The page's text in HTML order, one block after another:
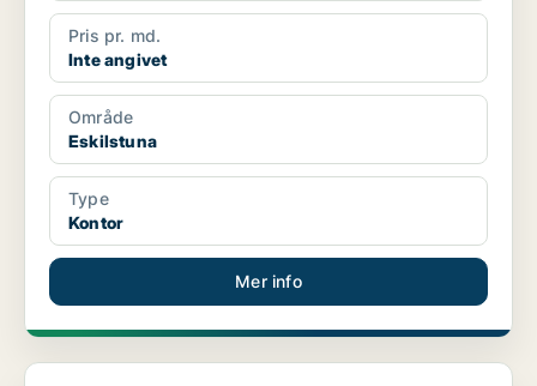
Pris pr. md.
Inte angivet
Område
Eskilstuna
Type
Kontor
Mer info
Industrilokal i Strängnäs